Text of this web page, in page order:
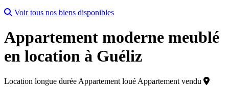
Voir tous nos biens disponibles
Appartement moderne meublé
en location à Guéliz
Location longue durée Appartement loué Appartement vendu